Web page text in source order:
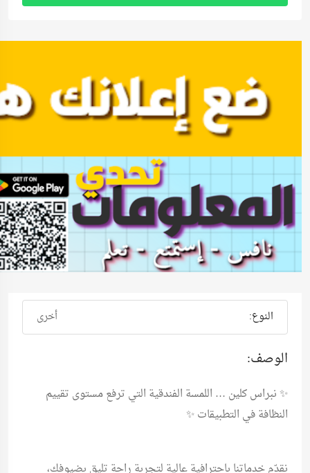
النوع: أخرى
الوصف:
✨ نبراس كلين … اللمسة الفندقية التي ترفع مستوى تقييم
النظافة في التطبيقات ✨